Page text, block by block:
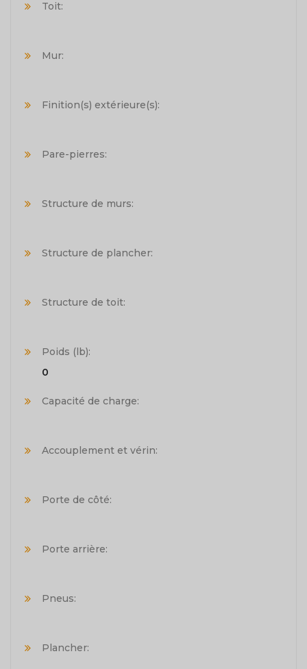
Toit:
Mur:
Finition(s) extérieure(s):
Pare-pierres:
Structure de murs:
Structure de plancher:
Structure de toit:
Poids (lb):
0
Capacité de charge:
Accouplement et vérin:
Porte de côté:
Porte arrière:
Pneus:
Plancher: